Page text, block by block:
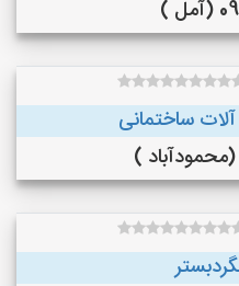
)
ساختمانی